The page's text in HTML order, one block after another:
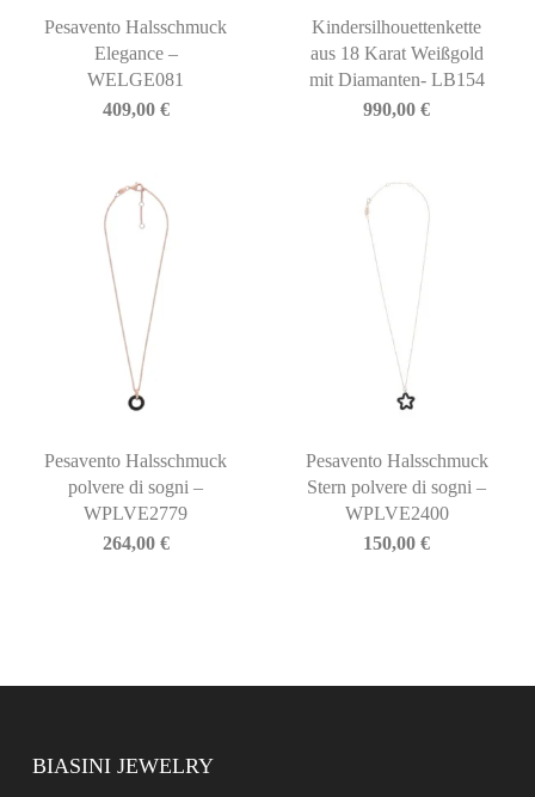
Pesavento Halsschmuck
Elegance –
WELGE081
409,00 €
Kindersilhouettenkette
aus 18 Karat Weißgold
mit Diamanten- LB154
990,00€
Pesavento Halsschmuck
polvere di sogni –
WPLVE2779
264,00 €
Pesavento Halsschmuck
Stern polvere di sogni –
WPLVE2400
150,00€
BIASINI JEWELRY